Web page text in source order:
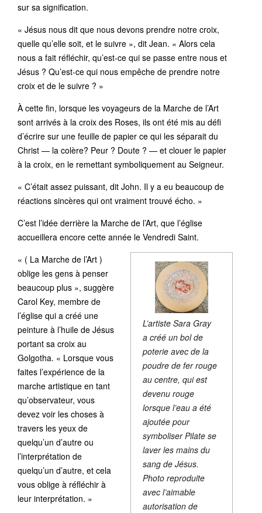
sur sa signification.
« Jésus nous dit que nous devons prendre notre croix,
quelle qu’elle soit, et le suivre », dit Jean. « Alors cela
nous a fait réfléchir, qu’est-ce qui se passe entre nous et
Jésus ? Qu’est-ce qui nous empêche de prendre notre
croix et de le suivre ? »
À cette fin, lorsque les voyageurs de la Marche de l’Art
sont arrivés à la croix des Roses, ils ont été mis au défi
d’écrire sur une feuille de papier ce qui les séparait du
Christ — la colère? Peur ? Doute ? — et clouer le papier
à la croix, en le remettant symboliquement au Seigneur.
« C’était assez puissant, dit John. Il y a eu beaucoup de
réactions sincères qui ont vraiment trouvé écho. »
C’est l’idée derrière la Marche de l’Art, que l’église
accueillera encore cette année le Vendredi Saint.
L’artiste Sara Gray
a créé un bol de
poterie avec de la
poudre de fer rouge
au centre, qui est
devenu rouge
lorsque l’eau a été
ajoutée pour
symboliser Pilate se
laver les mains du
sang de Jésus.
Photo reproduite
avec l’aimable
autorisation de
« ( La Marche de l’Art )
oblige les gens à penser
beaucoup plus », suggère
Carol Key, membre de
l’église qui a créé une
peinture à l’huile de Jésus
portant sa croix au
Golgotha. « Lorsque vous
faites l’expérience de la
marche artistique en tant
qu’observateur, vous
devez voir les choses à
travers les yeux de
quelqu’un d’autre ou
l’interprétation de
quelqu’un d’autre, et cela
vous oblige à réfléchir à
leur interprétation. »